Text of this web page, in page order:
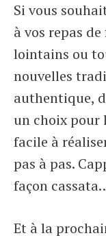
Si vous
à vos repas
lointains ou
nouvelles
authentique,
un choix pour
facile à
pas à pas.
façon
Et à la